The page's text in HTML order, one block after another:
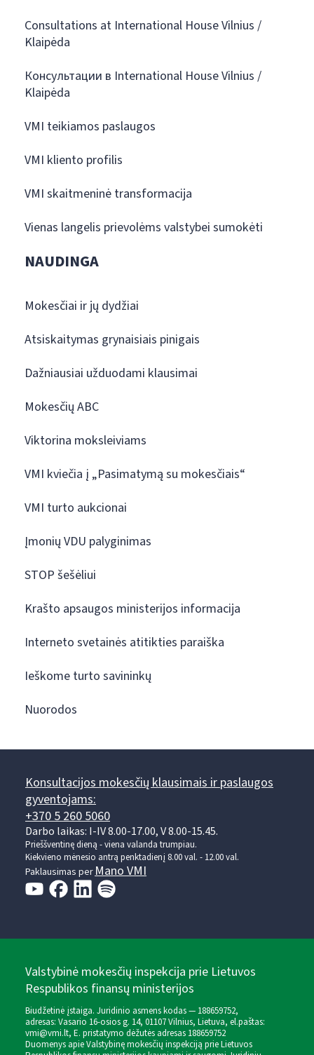
Consultations at International House Vilnius /
Klaipėda
Консультации в International House Vilnius /
Klaipėda
VMI teikiamos paslaugos
VMI kliento profilis
VMI skaitmeninė transformacija
Vienas langelis prievolėms valstybei sumokėti
NAUDINGA
Mokesčiai ir jų dydžiai
Atsiskaitymas grynaisiais pinigais
Dažniausiai užduodami klausimai
Mokesčių ABC
Viktorina moksleiviams
VMI kviečia į „Pasimatymą su mokesčiais“
VMI turto aukcionai
Įmonių VDU palyginimas
STOP šešėliui
Krašto apsaugos ministerijos informacija
Interneto svetainės atitikties paraiška
Ieškome turto savininkų
Nuorodos
Konsultacijos mokesčių klausimais ir paslaugos
gyventojams:
+370 5 260 5060
Darbo laikas: I-IV 8.00-17.00, V 8.00-15.45.
Prieššventinę dieną - viena valanda trumpiau.
Kiekvieno mėnesio antrą penktadienį 8.00 val. - 12.00 val.
Paklausimas perMano VMI
Valstybinė mokesčių inspekcija prie Lietuvos
Respublikos finansų ministerijos
Biudžetinė įstaiga. Juridinio asmens kodas — 188659752,
adresas: Vasario 16-osios g. 14, 01107 Vilnius, Lietuva, el.paštas:
vmi@vmi.lt, E. pristatymo dėžutės adresas 188659752
Duomenys apie Valstybinę mokesčių inspekciją prie Lietuvos